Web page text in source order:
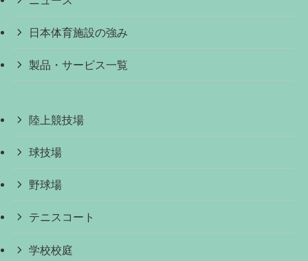
日本体育施設の強み
製品・サービス一覧
陸上競技場
球技場
野球場
テニスコート
学校校庭